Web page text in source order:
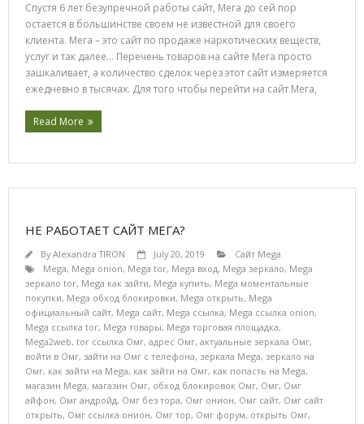
Спустя 6 лет безупречной работы сайт, Мега до сей пор
остается в большинстве своем не известной для своего
клиента. Мега – это сайт по продаже наркотических веществ,
услуг и так далее… Перечень товаров на сайте Мега просто
зашкаливает, а количество сделок через этот сайт измеряется
ежедневно в тысячах. Для того чтобы перейти на сайт Мега,
Read More
НЕ РАБОТАЕТ САЙТ МЕГА?
ByAlexandra TIRON July 20, 2019
Сайт Mega
Mega, Mega onion, Mega tor, Mega вход, Mega зеркало, Mega
зеркало tor, Mega как зайти, Mega купить, Mega моментальные
покупки, Mega обход блокировки, Mega открыть, Mega
официальный сайт, Mega сайт, Mega ссылка, Mega ссылка onion,
Mega ссылка tor, Mega товары, Mega торговая площадка,
Mega2web, tor ссылка Омг, адрес Омг, актуальные зеркала Омг,
войти в Омг, зайти на Омг с телефона, зеркала Mega, зеркало на
Омг, как зайти на Mega, как зайти на Омг, как попасть на Mega,
магазин Mega, магазин Омг, обход блокировок Омг, Омг, Омг
айфон, Омг андройд, Омг без тора, Омг онион, Омг сайт, Омг сайт
открыть, Омг ссылка онион, Омг тор, Омг форум, открыть Омг,